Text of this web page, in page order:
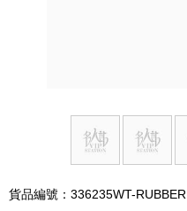
貨品編號：336235WT-RUBBER